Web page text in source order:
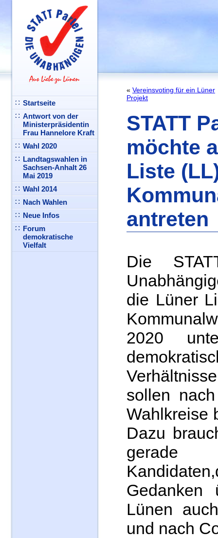
Startseite
Antwort von der
Ministerpräsidentin
Frau Hannelore Kraft
Wahl 2020
Landtagswahlen in
Sachsen-Anhalt 26
Mai 2019
Wahl 2014
Nach Wahlen
Neue Infos
Forum
demokratische
Vielfalt
« Vereinsvoting für ein Lüner
Projekt
STATT
möchte
Liste
antreten
Die
die Lüner
2020
sollen
Wahlkreise
Dazu
Lünen
und nach